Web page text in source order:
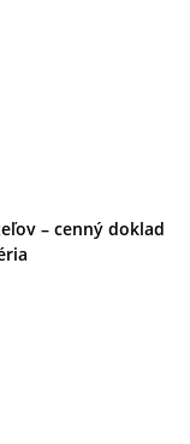
– cenný doklad